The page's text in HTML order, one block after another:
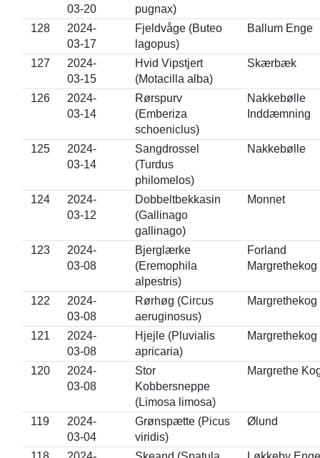
03-20
pugnax)
128
2024-
03-17
Fjeldvåge (Buteo
lagopus)
Ballum Enge
127
2024-
03-15
Hvid Vipstjert
(Motacilla alba)
Skærbæk
126
2024-
03-14
Rørspurv
(Emberiza
schoeniclus)
Nakkebølle
Inddæmning
125
2024-
03-14
Sangdrossel
(Turdus
philomelos)
Nakkebølle
124
2024-
03-12
Dobbeltbekkasin
(Gallinago
gallinago)
Monnet
123
2024-
03-08
Bjerglærke
(Eremophila
alpestris)
Forland
Margrethekog
122
2024-
03-08
Rørhøg (Circus
aeruginosus)
Margrethekog
121
2024-
03-08
Hjejle (Pluvialis
apricaria)
Margrethekog
120
2024-
03-08
Stor
Kobbersneppe
(Limosa limosa)
Margrethe
119
2024-
03-04
Grønspætte (Picus
viridis)
Ølund